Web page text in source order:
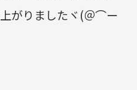
がりましたヾ(＠⌒ー